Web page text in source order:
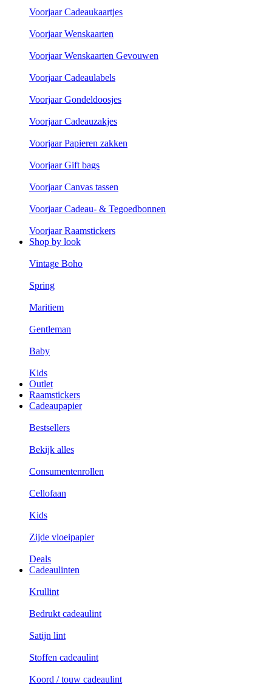
Voorjaar Cadeaukaartjes
Voorjaar Wenskaarten
Voorjaar Wenskaarten Gevouwen
Voorjaar Cadeaulabels
Voorjaar Gondeldoosjes
Voorjaar Cadeauzakjes
Voorjaar Papieren zakken
Voorjaar Gift bags
Voorjaar Canvas tassen
Voorjaar Cadeau- & Tegoedbonnen
Voorjaar Raamstickers
Shop by look
Vintage Boho
Spring
Maritiem
Gentleman
Baby
Kids
Outlet
Raamstickers
Cadeaupapier
Bestsellers
Bekijk alles
Consumentenrollen
Cellofaan
Kids
Zijde vloeipapier
Deals
Cadeaulinten
Krullint
Bedrukt cadeaulint
Satijn lint
Stoffen cadeaulint
Koord / touw cadeaulint